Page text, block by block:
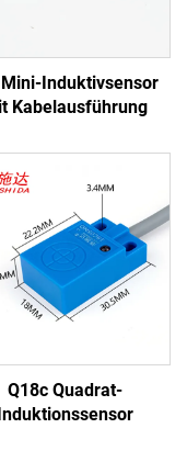
Induktivsensor
Kabelausführung
Q18c Quadrat-